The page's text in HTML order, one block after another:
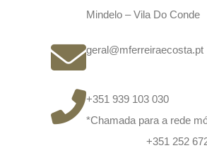
Mindelo – Vila Do Conde
geral@mferreiraecosta.pt
+351 939 103 030
*Chamada para a rede
+351 252